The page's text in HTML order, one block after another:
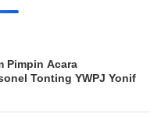
Pimpin Acara
Tonting YWPJ Yonif